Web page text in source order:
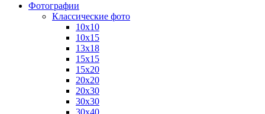
Фотографии
Классические фото
10х10
10х15
13х18
15х15
15х20
20х20
20х30
30х30